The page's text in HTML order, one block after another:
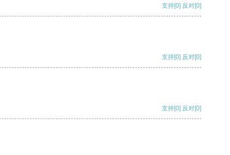
支持[0] 反对[0]
支持[0] 反对[0]
支持[0] 反对[0]